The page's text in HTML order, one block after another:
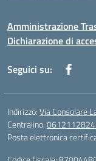
Amministrazione
Dichiarazione di
Seguici su:
Indirizzo:Via Consolare
Centralino:
Posta elettronica